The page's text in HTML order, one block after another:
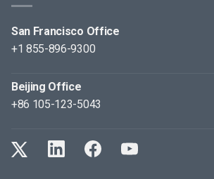
San Francisco Office
+1 855-896-9300
Beijing Office
+86 105-123-5043